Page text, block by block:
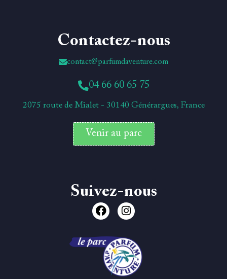
Contactez-nous
contact@parfumdaventure.com
04 66 60 65 75
2075 route de Mialet - 30140 Générargues, France
Venir au parc
Suivez-nous